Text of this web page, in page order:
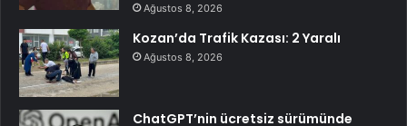
Ağustos 8, 2026
Kozan’da Trafik Kazası: 2 Yaralı
Ağustos 8, 2026
ChatGPT’nin ücretsiz sürümünde